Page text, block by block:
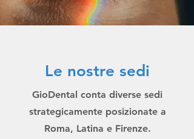
Le nostre sedi
GioDental conta diverse sedi
strategicamente posizionate a
Roma, Latina e Firenze.